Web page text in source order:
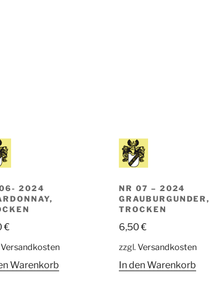
2024
€
Versandkosten
Warenkorb
NR 07 – 2024
GRAUBURGUNDER,
TROCKEN
6,50€
zzgl.Versandkosten
In den Warenkorb